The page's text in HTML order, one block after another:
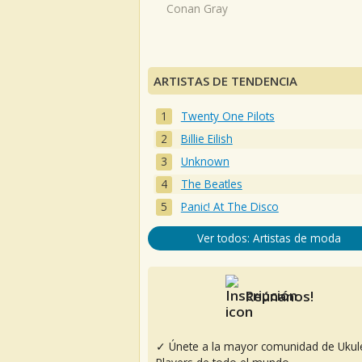
Conan Gray
ARTISTAS DE TENDENCIA
Twenty One Pilots
Billie Eilish
Unknown
The Beatles
Panic! At The Disco
Ver todos: Artistas de moda
Reúnanos!
✓ Únete a la mayor comunidad de